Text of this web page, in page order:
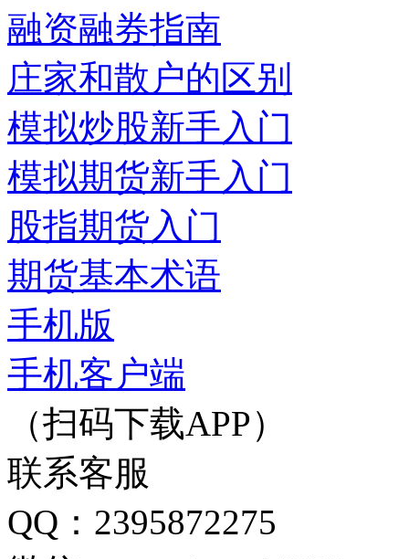
融资融券指南
庄家和散户的区别
模拟炒股新手入门
模拟期货新手入门
股指期货入门
期货基本术语
手机版
手机客户端
（扫码下载APP）
联系客服
QQ：2395872275